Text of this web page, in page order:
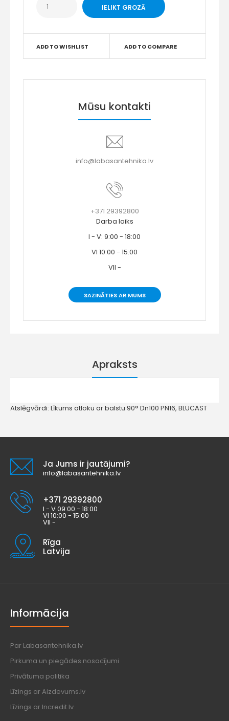
ADD TO WISHLIST ADD TO COMPARE
Mūsu kontakti
info@labasantehnika.lv
+371 29392800
Darba laiks
I - V: 9:00 - 18:00
VI 10:00 - 15:00
VII -
SAZINĀTIES AR MUMS
Apraksts
Atslēgvārdi: Līkums atloku ar balstu 90° Dn100 PN16, BLUCAST
Ja Jums ir jautājumi?
info@labasantehnika.lv
+371 29392800
I - V 09:00 - 18:00
VI 10:00 - 15:00
VII -
Rīga
Latvija
Informācija
Par Labasantehnika.lv
Pirkuma un piegādes nosacījumi
Privātuma politika
Līzings ar Aizdevums.lv
Līzings ar Incredit.lv